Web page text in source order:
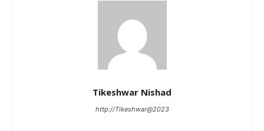
Tikeshwar Nishad
http://Tikeshwar@2023